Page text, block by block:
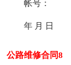
帐号：
年 月 日
公路维修合同8